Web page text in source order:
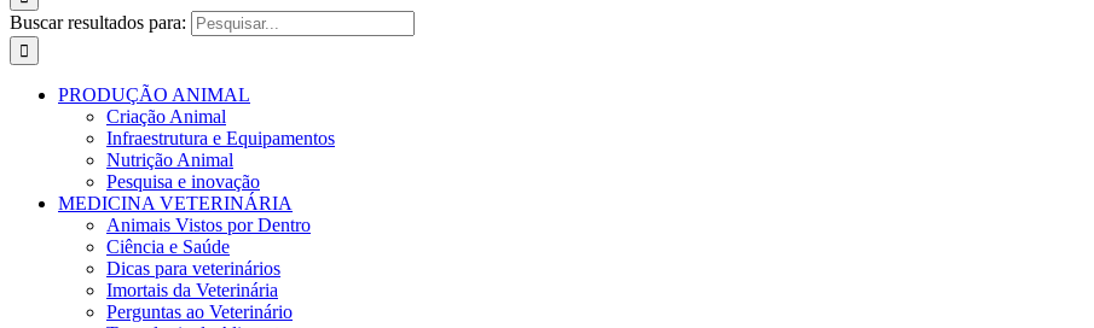
Buscar resultados para:
PRODUÇÃO ANIMAL
Criação Animal
Infraestrutura e Equipamentos
Nutrição Animal
Pesquisa e inovação
MEDICINA VETERINÁRIA
Animais Vistos por Dentro
Ciência e Saúde
Dicas para veterinários
Imortais da Veterinária
Perguntas ao Veterinário